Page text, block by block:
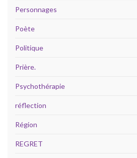
Personnages
Poète
Politique
Prière.
Psychothérapie
réflection
Région
REGRET